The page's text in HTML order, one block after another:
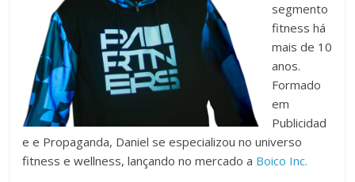
segmento
fitness há
mais de 10
anos.
Formado
em
Publicidad
e e Propaganda, Daniel se especializou no universo
fitness e wellness, lançando no mercado a Boico Inc.